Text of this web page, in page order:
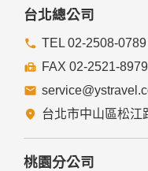
四、網站對外的相關連結
提供的連結，點選進入
的隱私權保護政策，您
策。
五、與第三人共用個人
本網站絕不會提供、交
他個人、團體、私人企
務者，不在此限。
台北總公司
TEL 02-2508-0789
FAX 02-2521-8979
台北市中山區松江
桃園分公司